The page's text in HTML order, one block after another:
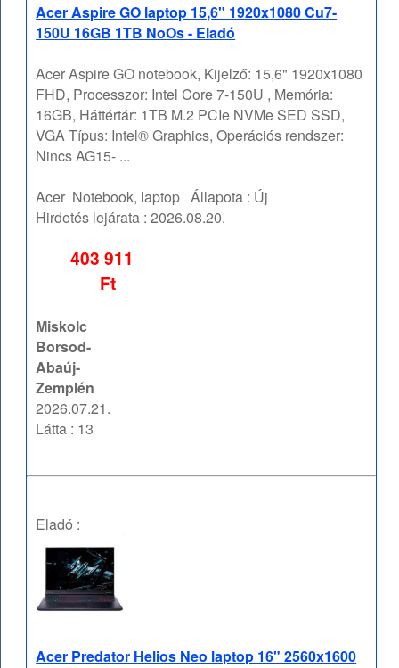
Acer Aspire GO laptop 15,6" 1920x1080 Cu7-
150U 16GB 1TB NoOs - Eladó
Acer Aspire GO notebook, Kijelző: 15,6" 1920x1080
FHD, Processzor: Intel Core 7-150U , Memória:
16GB, Háttértár: 1TB M.2 PCIe NVMe SED SSD,
VGA Típus: Intel® Graphics, Operációs rendszer:
Nincs AG15- ...
Acer Notebook, laptop Állapota : Új
Hirdetés lejárata :2026.08.20.
403 911
Ft
Miskolc
Borsod-
Abaúj-
Zemplén
2026.07.21.
Látta : 13
Eladó :
Acer Predator Helios Neo laptop 16" 2560x1600